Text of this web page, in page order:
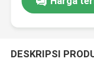
DESKRIPSI